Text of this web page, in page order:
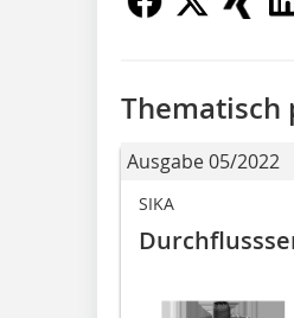
Thematisch
Ausgabe 05/2022
SIKA